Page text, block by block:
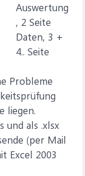
Auswertung
, 2 Seite
Daten, 3 +
4.. Seite
Probleme
liegen.
und als .xlsx
(per Mail
Excel 2003